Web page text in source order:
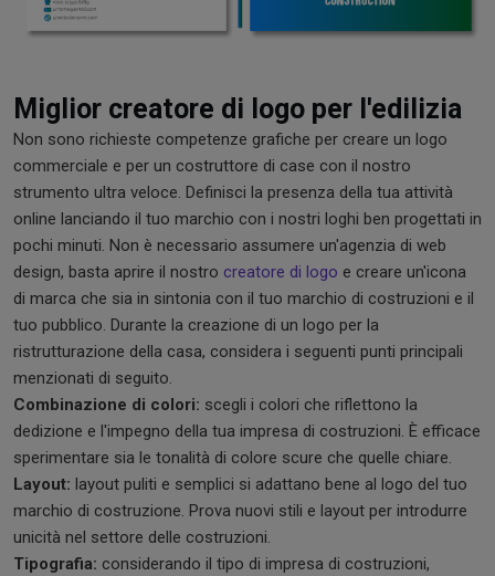
Miglior creatore di logo per l'edilizia
Non sono richieste competenze grafiche per creare un logo
commerciale e per un costruttore di case con il nostro
strumento ultra veloce. Definisci la presenza della tua attività
online lanciando il tuo marchio con i nostri loghi ben progettati in
pochi minuti. Non è necessario assumere un'agenzia di web
design, basta aprire il nostro creatore di logo e creare un'icona
di marca che sia in sintonia con il tuo marchio di costruzioni e il
tuo pubblico. Durante la creazione di un logo per la
ristrutturazione della casa, considera i seguenti punti principali
menzionati di seguito.
Combinazione di colori: scegli i colori che riflettono la
dedizione e l'impegno della tua impresa di costruzioni. È efficace
sperimentare sia le tonalità di colore scure che quelle chiare.
Layout: layout puliti e semplici si adattano bene al logo del tuo
marchio di costruzione. Prova nuovi stili e layout per introdurre
unicità nel settore delle costruzioni.
Tipografia: considerando il tipo di impresa di costruzioni,